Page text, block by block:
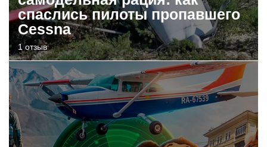
спаслись пилоты пропавшего
Cessna
1 отзыв